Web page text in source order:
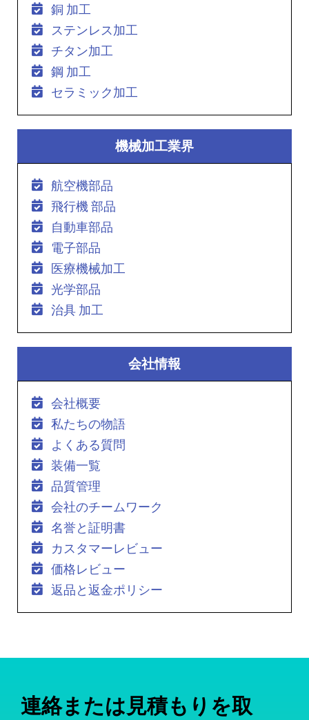
銅 加工
ステンレス加工
チタン加工
鋼 加工
セラミック加工
機械加工業界
航空機部品
飛行機 部品
自動車部品
電子部品
医療機械加工
光学部品
治具 加工
会社情報
会社概要
私たちの物語
よくある質問
装備一覧
品質管理
会社のチームワーク
名誉と証明書
カスタマーレビュー
価格レビュー
返品と返金ポリシー
連絡または見積もりを取